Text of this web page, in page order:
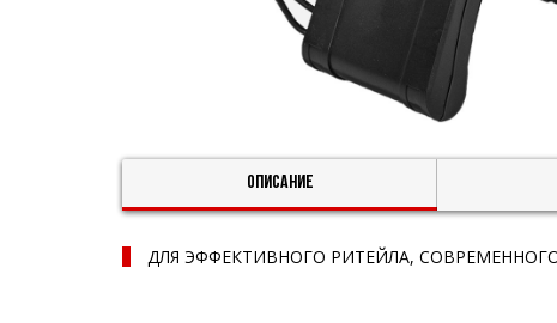
Описание
ДЛЯ ЭФФЕКТИВНОГО РИТЕЙЛА,